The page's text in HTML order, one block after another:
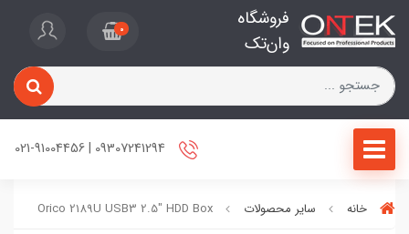
فروشگاه
وان‌تک
0
خانه سایر محصولات Orico 2189U USB3 2.5" HDD Box